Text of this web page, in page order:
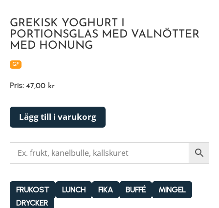
GREKISK YOGHURT I
PORTIONSGLAS MED VALNÖTTER
MED HONUNG
GF
Pris: 47,00 kr
Lägg till i varukorg
FRUKOST LUNCH FIKA BUFFÉ
MINGEL
DRYCKER